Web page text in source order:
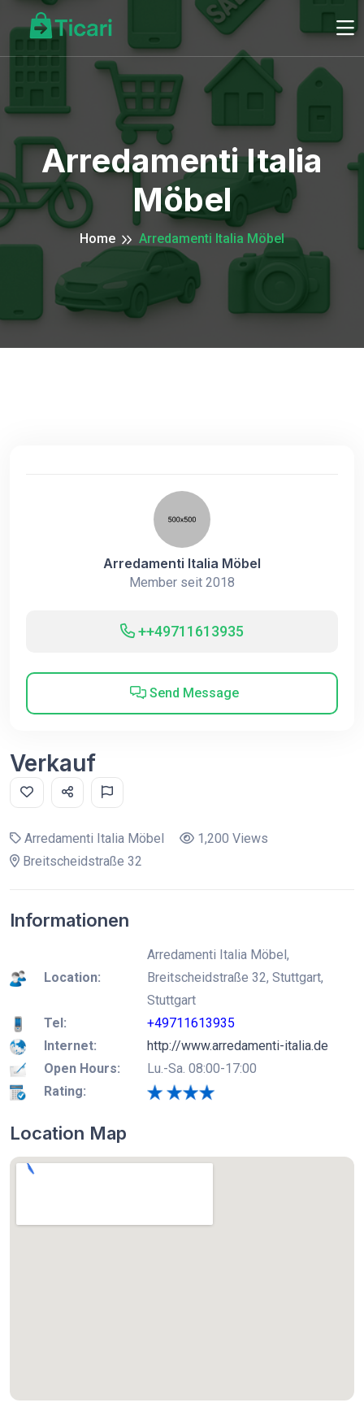
Arredamenti Italia
Möbel
Home Arredamenti Italia Möbel
Arredamenti Italia Möbel
Member seit 2018
++49711613935
Send Message
Verkauf
Arredamenti Italia Möbel
1,200 Views
Breitscheidstraße 32
Informationen
Location:
Arredamenti Italia Möbel,
Breitscheidstraße 32, Stuttgart,
Stuttgart
Tel:
+49711613935
Internet:
http://www.arredamenti-italia.de
Open Hours:
Lu.-Sa. 08:00-17:00
Rating:
Location Map